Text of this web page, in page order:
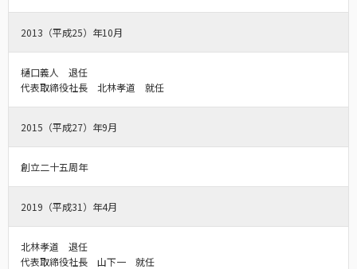
2013（平成25）年10月
樋口義人 退任
代表取締役社長 北林孝道 就任
2015（平成27）年9月
創立二十五周年
2019（平成31）年4月
北林孝道 退任
代表取締役社長 山下一 就任